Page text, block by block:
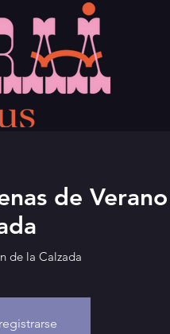
de
de la Calzada